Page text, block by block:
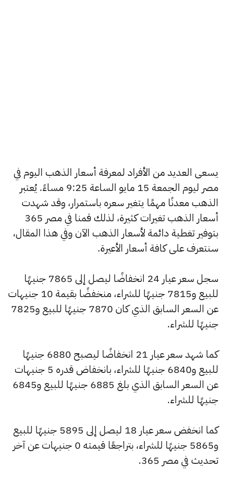
يسعى العديد من الأفراد لمعرفة أسعار الذهب اليوم في
مصر ليوم الجمعة 15 مايو الساعة 9:25 مساءً. يُعتبر
الذهب معدنًا مهمًا يتغير سعره باستمرار، وقد شهدت
أسعار الذهب تغيرات كثيرة، لذلك قمنا في مصر 365
بتوفير تغطية دائمة لأسعار الذهب الآن وفي هذا المقال،
سنتعرف على كافة أسعار الأعيرة.
سجل سعر عيار 24 انخفاضًا ليصل إلى 7865 جنيهًا
للبيع و7815 جنيهًا للشراء، منخفضًا بقيمة 10 جنيهات
عن السعر السابق الذي كان 7870 جنيهًا للبيع و7825
جنيهًا للشراء.
كما شهد سعر عيار 21 انخفاضًا ليصبح 6880 جنيهًا
للبيع و6840 جنيهًا للشراء، بانخفاض قدره 5 جنيهات
عن السعر السابق الذي بلغ 6885 جنيهًا للبيع و6845
جنيهًا للشراء.
كما انخفض سعر عيار 18 ليصل إلى 5895 جنيهًا للبيع
و5865 جنيهًا للشراء، بتراجعًا قيمته 0 جنيهات عن آخر
تحديث في مصر 365.